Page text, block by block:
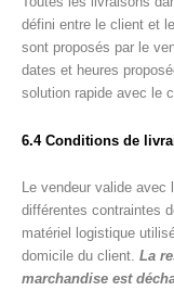
défini entre le client et
sont proposés par le
dates et heures
solution rapide avec le
6.4 Conditions de
Le vendeur valide avec
différentes contraintes
matériel logistique
domicile du client. La
marchandise est